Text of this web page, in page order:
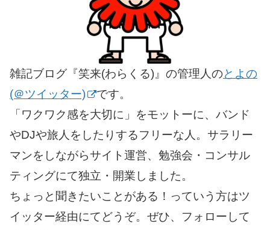
雑記ブログ『笑来(わらくる)』の管理人のとよの
(＠ツイッター)
です。
「ワクワク感を大切に」をモットーに、バンド
やDJや旅人をしたりするフリーな人。サラリー
マンをしながらサイト運営、勉強会・コンサル
ティングにて独立・開業しました。
ちょっと聞きたいことがある！っていう方はツ
イッター経由にてどうぞ。ぜひ、フォローして